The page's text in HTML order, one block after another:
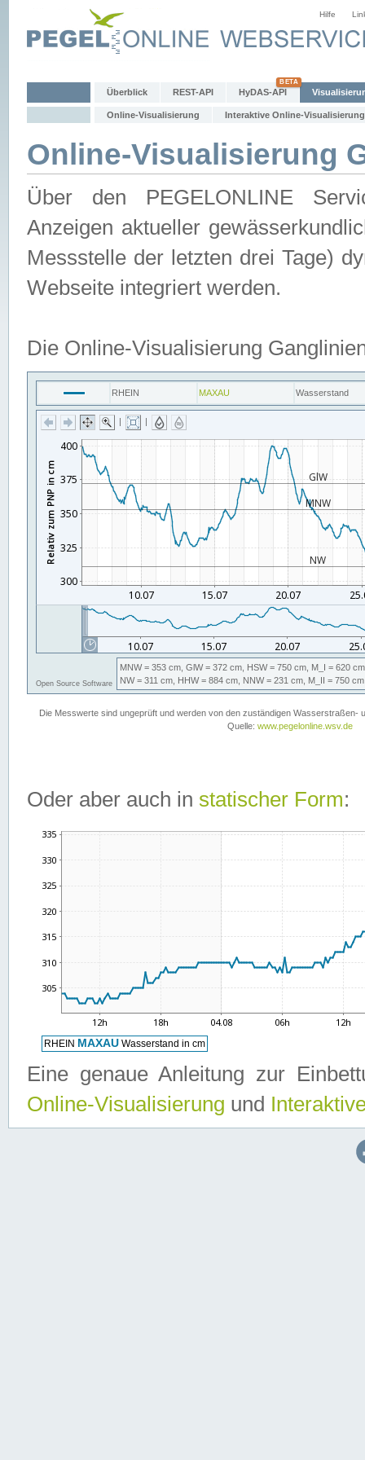
Hilfe
Überblick REST-API HyDAS-API
Online-Visualisierung Interaktive Online-Visualisierung
Online-Visualisierung
Über den PEGELONLINE
Anzeigen aktueller
Messstelle der letzten drei Tage)
Webseite integriert werden.
Die Online-Visualisierung
Oder aber auch in statischer Form:
Eine genaue Anleitung zur
Online-Visualisierung und